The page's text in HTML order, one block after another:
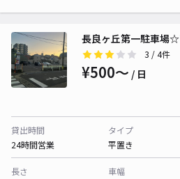
長良ヶ丘第一駐車場
3 / 4件
¥500〜 / 日
貸出時間
24時間営業
タイプ
平置き
長さ
車幅